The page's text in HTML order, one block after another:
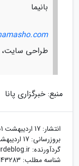
بانیما
طراحی سایت،
منبع: خبرگزاری پانا
انتشار: 17 اردیبهشت 1401
بروزرسانی: 17 اردیبهشت 1401
گردآورنده:
شناسه مطلب: 143283